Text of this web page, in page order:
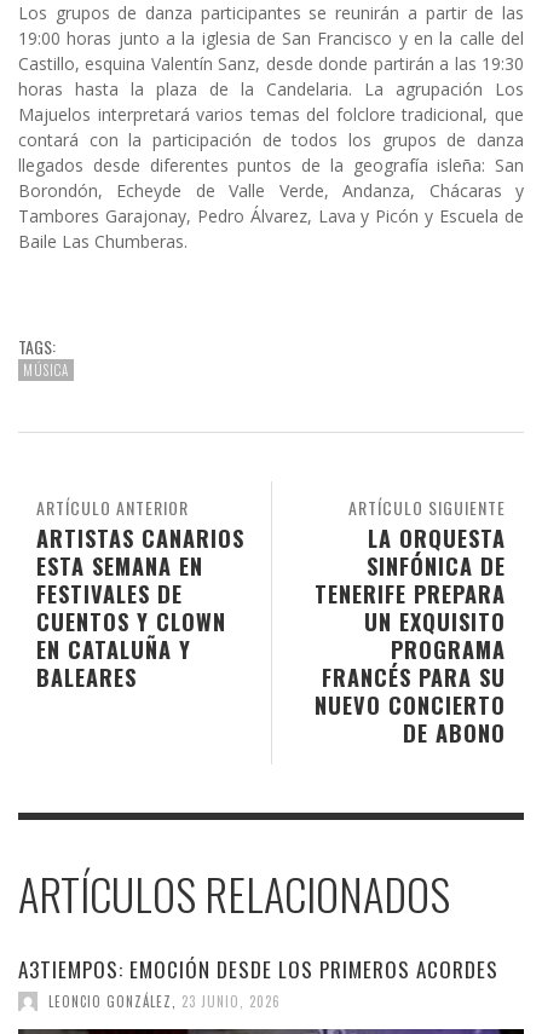
Los grupos de danza participantes se reunirán a partir de las
19:00 horas junto a la iglesia de San Francisco y en la calle del
Castillo, esquina Valentín Sanz, desde donde partirán a las 19:30
horas hasta la plaza de la Candelaria. La agrupación Los
Majuelos interpretará varios temas del folclore tradicional, que
contará con la participación de todos los grupos de danza
llegados desde diferentes puntos de la geografía isleña: San
Borondón, Echeyde de Valle Verde, Andanza, Chácaras y
Tambores Garajonay, Pedro Álvarez, Lava y Picón y Escuela de
Baile Las Chumberas.
TAGS:
MÚSICA
ARTÍCULO SIGUIENTE
LA ORQUESTA
SINFÓNICA DE
TENERIFE PREPARA
UN EXQUISITO
PROGRAMA
FRANCÉS PARA SU
NUEVO CONCIERTO
DE ABONO
ARTÍCULO ANTERIOR
ARTISTAS CANARIOS
ESTA SEMANA EN
FESTIVALES DE
CUENTOS Y CLOWN
EN CATALUÑA Y
BALEARES
ARTÍCULOS RELACIONADOS
A3TIEMPOS: EMOCIÓN DESDE LOS PRIMEROS ACORDES
LEONCIO GONZÁLEZ 23 JUNIO, 2026